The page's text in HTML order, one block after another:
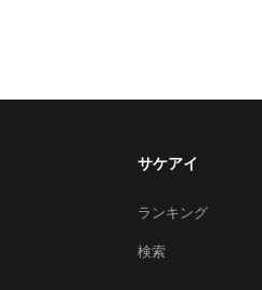
サケアイ
ランキング
検索